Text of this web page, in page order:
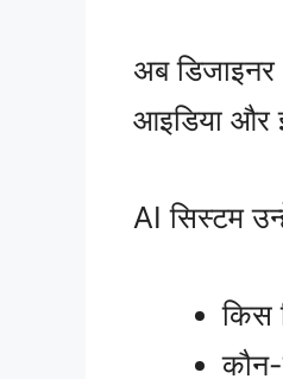
अब
आइडिया और
AI सिस्टम
किस